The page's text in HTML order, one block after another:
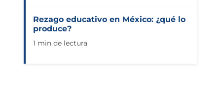
Rezago educativo en México: ¿qué lo
produce?
1 min de lectura